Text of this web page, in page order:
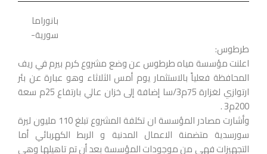
بانوراما
سورية-
طرطوس:
اعلنت مؤسسة مياه طرطوس عن وضع مشروع كرم بيرم في ريف
المحافظة فعلياً بالاستثمار يوم أمس الثلاثاء وهو عبارة عن بئر
ارتوازي لغزارة 75م3/سا إضافة إلى خزان عالي بارتفاع 25م سعة
200م3 .
وأشارت مصادر المؤسسة ان تكلفة المشروع تبلغ 110 مليون ليرة
سورسدية متضمنة الاعمال المدنية و الربط الكهربائي أما
التجهيزات فهي من موجودات المؤسسة بعد أن تم تاهيلها وهي